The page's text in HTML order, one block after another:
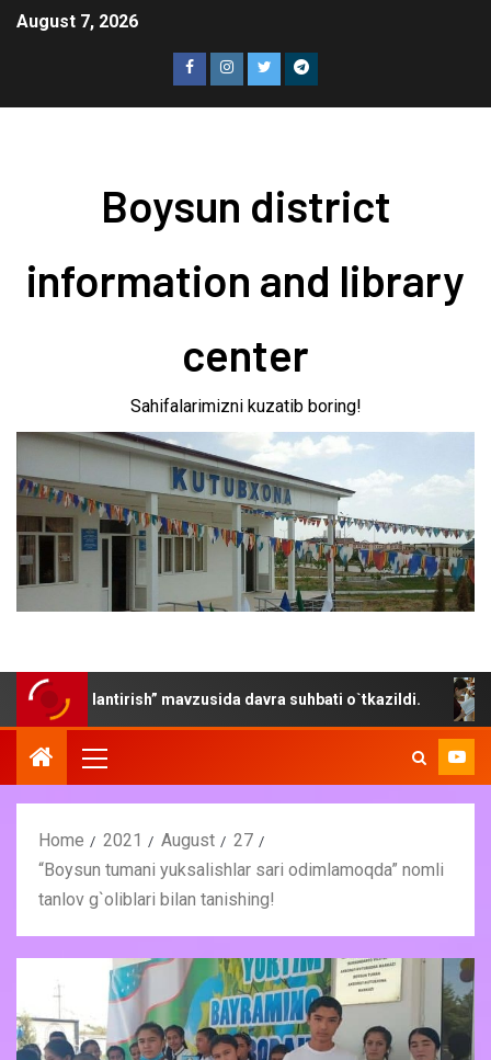
August 7, 2026
Boysun district
information and library
center
Sahifalarimizni kuzatib boring!
mavzusida davra suhbati o`tkazildi.
Home 2021 August
27
“Boysun tumani yuksalishlar sari odimlamoqda” nomli
tanlov g`oliblari bilan tanishing!